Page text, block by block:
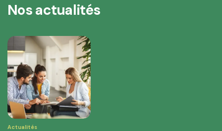
Nos actualités
Actualités